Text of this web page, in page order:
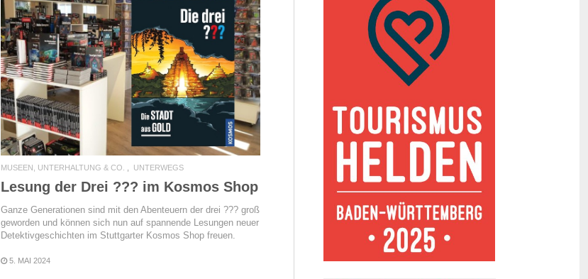
READ MORE
MUSEEN, UNTERHALTUNG & CO. UNTERWEGS
Lesung der Drei ??? im Kosmos Shop
Ganze Generationen sind mit den Abenteuern der drei ??? groß
geworden und können sich nun auf spannende Lesungen neuer
Detektivgeschichten im Stuttgarter Kosmos Shop freuen.
5. MAI 2024